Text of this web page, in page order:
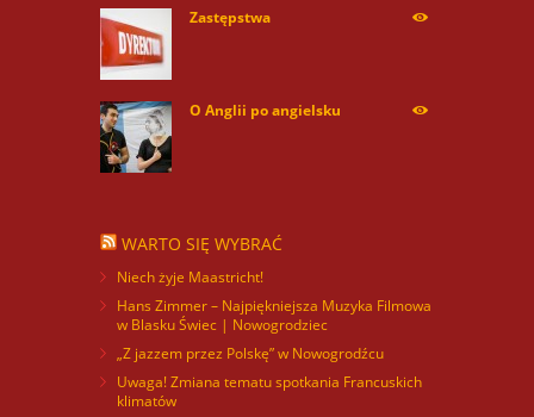
Zastępstwa
O Anglii po angielsku
WARTO SIĘ WYBRAĆ
Niech żyje Maastricht!
Hans Zimmer – Najpiękniejsza Muzyka Filmowa
w Blasku Świec | Nowogrodziec
„Z jazzem przez Polskę” w Nowogrodźcu
Uwaga! Zmiana tematu spotkania Francuskich
klimatów